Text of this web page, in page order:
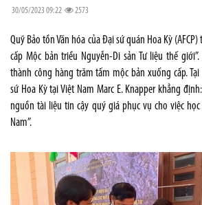
30/05/2023 09:22 2573
Quỹ Bảo tồn Văn hóa của Đại sứ quán Hoa Kỳ
cấp Mộc bản triều Nguyễn-Di sản Tư liệu thế
thành công hàng trăm tấm mộc bản xuống cấp.
sứ Hoa Kỳ tại Việt Nam Marc E. Knapper khẳng
nguồn tài liệu tin cậy quý giá phục vụ cho việc
Nam”.